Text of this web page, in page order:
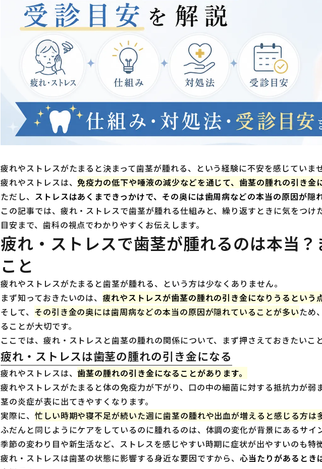
疲れやストレスがたまると決まって歯茎が腫れる、という経験に不安を感じていま
疲れやストレスは、免疫力の低下や唾液の減少などを通じて、歯茎の腫れの引き金
ただし、 ストレスはあくまできっかけで、その奥には歯周病などの本当の原因が隠
この記事では、疲れ・ストレスで歯茎が腫れる仕組みと、繰り返すときに気をつけ
目安まで、歯科の視点でわかりやすくお伝えします。
疲れ・ストレスで歯茎が腫れるのは本当
こと
疲れやストレスがたまると歯茎が腫れる、という方は少なくありません。
まず知っておきたいのは、疲れやストレスが歯茎の腫れの引き金になりうるという
そして、 その引き金の奥には歯周病などの本当の原因が隠れていることが多いため
ることが大切です。
ここでは、疲れ・ストレスと歯茎の腫れの関係について、まず押さえておきたいこ
疲れ・ストレスは歯茎の腫れの引き金になる
疲れやストレスは、歯茎の腫れの引き金になることがあります。
疲れやストレスがたまると体の免疫力が下がり、口の中の細菌に対する抵抗力が弱
茎の炎症が表に出てきやすくなります。
実際に、 忙しい時期や寝不足が続いた週に歯茎の腫れや出血が増えると感じる方は
ふだんと同じようにケアをしているのに腫れるのは、体調の変化が背景にあるサイ
季節の変わり目や新生活など、ストレスを感じやすい時期に症状が出やすいのも特徴
疲れ・ストレスは歯茎の状態に影響する身近な要因ですから、心当たりがあるとき